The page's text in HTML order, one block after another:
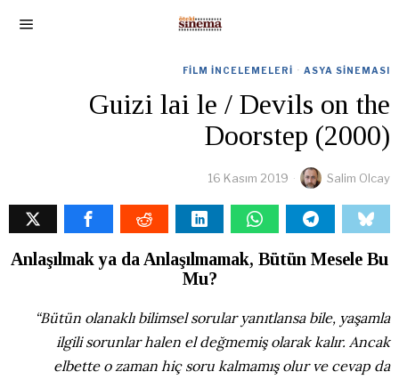
FILM İNCELEMELERI · ASYA SINEMASI
Guizi lai le / Devils on the
Doorstep (2000)
16 Kasım 2019 Salim Olcay
Anlaşılmak ya da Anlaşılmamak, Bütün Mesele Bu
Mu?
“Bütün olanaklı bilimsel sorular yanıtlansa bile, yaşamla
ilgili sorunlar halen el değmemiş olarak kalır. Ancak
elbette o zaman hiç soru kalmamış olur ve cevap da